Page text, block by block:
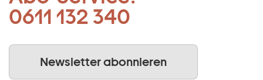
0611 132 340
Newsletter abonnieren